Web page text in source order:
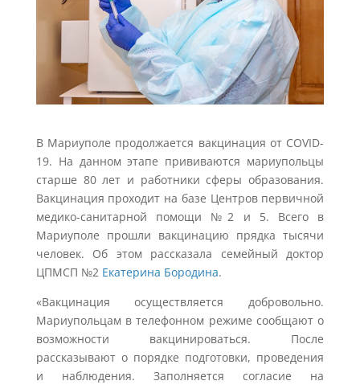
В Мариуполе продолжается вакцинация от COVID-
19. На данном этапе прививаются мариупольцы
старше 80 лет и работники сферы образования.
Вакцинация проходит на базе Центров первичной
медико-санитарной помощи №2 и 5. Всего в
Мариуполе прошли вакцинацию прядка тысячи
человек. Об этом рассказала семейный доктор
ЦПМСП №2 Екатерина Бородина.
«Вакцинация осуществляется добровольно.
Мариупольцам в телефонном режиме сообщают о
возможности вакцинироваться. После
рассказывают о порядке подготовки, проведения
и наблюдения. Заполняется согласие на